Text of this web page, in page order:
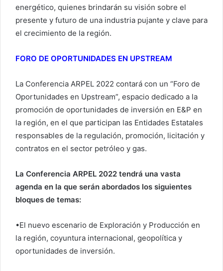
energético, quienes brindarán su visión sobre el
presente y futuro de una industria pujante y clave para
el crecimiento de la región.
FORO DE OPORTUNIDADES EN UPSTREAM
La Conferencia ARPEL 2022 contará con un “Foro de
Oportunidades en Upstream”, espacio dedicado a la
promoción de oportunidades de inversión en E&P en
la región, en el que participan las Entidades Estatales
responsables de la regulación, promoción, licitación y
contratos en el sector petróleo y gas.
La Conferencia ARPEL 2022 tendrá una vasta
agenda en la que serán abordados los siguientes
bloques de temas:
•El nuevo escenario de Exploración y Producción en
la región, coyuntura internacional, geopolítica y
oportunidades de inversión.